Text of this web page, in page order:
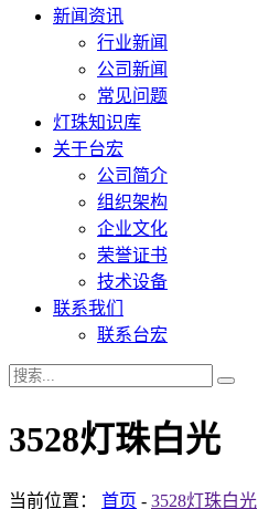
新闻资讯
行业新闻
公司新闻
常见问题
灯珠知识库
关于台宏
公司简介
组织架构
企业文化
荣誉证书
技术设备
联系我们
联系台宏
3528灯珠白光
当前位置： 首页 - 3528灯珠白光